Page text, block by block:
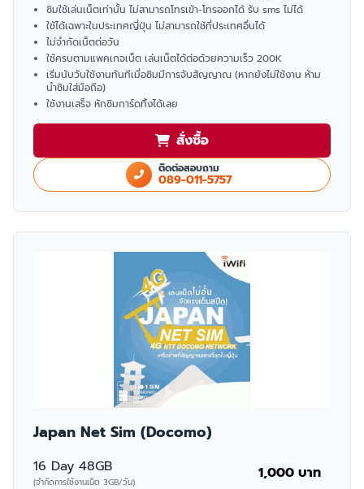
ซิมใช้เล่นเน็ตเท่านั้น ไม่สามารถโทรเข้า-โทรออกได้ รับ sms ไม่ได้
ใช้ได้เฉพาะในประเทศญี่ปุ่น ไม่สามารถใช้ที่ประเทศอื่นได้
ไม่จำกัดเน็ตต่อวัน
ใช้ครบตามแพคเกจเน็ต เล่นเน็ตได้ต่อด้วยความเร็ว 200K
เริ่มนับวันใช้งานทันทีเมื่อซิมมีการจับสัญญาณ (หากยังไม่ใช้งาน ห้าม
นำซิมใส่มือถือ)
ใช้งานเสร็จ หักซิมการ์ดทิ้งได้เลย
สั่งซื้อ
ติดต่อสอบถาม
089-011-5757
Japan Net Sim (Docomo)
16 Day 48GB
(จำกัดการใช้งานเน็ต 3GB/วัน) 1,000 บาท